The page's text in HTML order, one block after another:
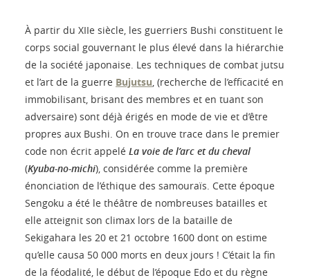
À partir du XIIe siècle, les guerriers Bushi constituent le
corps social gouvernant le plus élevé dans la hiérarchie
de la société japonaise. Les techniques de combat jutsu
et l’art de la guerre Bujutsu, (recherche de l’efficacité en
immobilisant, brisant des membres et en tuant son
adversaire) sont déjà érigés en mode de vie et d’être
propres aux Bushi. On en trouve trace dans le premier
code non écrit appelé La voie de l’arc et du cheval
(Kyuba-no-michi), considérée comme la première
énonciation de l’éthique des samouraïs. Cette époque
Sengoku a été le théâtre de nombreuses batailles et
elle atteignit son climax lors de la bataille de
Sekigahara les 20 et 21 octobre 1600 dont on estime
qu’elle causa 50 000 morts en deux jours ! C’était la fin
de la féodalité, le début de l’époque Edo et du règne